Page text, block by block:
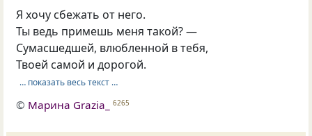
Я хочу сбежать от него.
Ты ведь примешь меня такой? —
Сумасшедшей, влюбленной в тебя,
Твоей самой и дорогой.
… показать весь текст …
© Марина Grazia_ 6265